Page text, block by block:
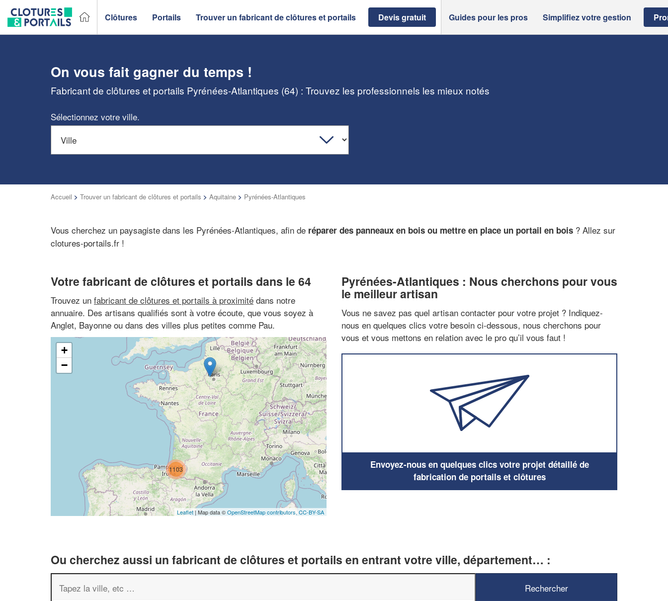
Clôtures Portails Trouver un fabricant de clôtures et portails Devis gratuit Guides pour les pros Simplifiez votre gestion
On vous fait gagner du temps !
Fabricant de clôtures et portails Pyrénées-Atlantiques (64) : Trouvez les professionnels les mieux notés
Sélectionnez votre ville.
Accueil > Trouver un fabricant de clôtures et portails > Aquitaine > Pyrénées-Atlantiques
Vous cherchez un paysagiste dans les Pyrénées-Atlantiques, afin de réparer des panneaux en bois ou mettre en place un portail en bois ? Allez sur
clotures-portails.fr !
Votre fabricant de clôtures et portails dans le 64
Trouvez un fabricant de clôtures et portails à proximité dans notre
annuaire. Des artisans qualifiés sont à votre écoute, que vous soyez à
Anglet, Bayonne ou dans des villes plus petites comme Pau.
1103
+
−
Leaflet | Map data ©OpenStreetMap contributors, CC-BY-SA
Pyrénées-Atlantiques : Nous cherchons pour vous
le meilleur artisan
Vous ne savez pas quel artisan contacter pour votre projet ? Indiquez-
nous en quelques clics votre besoin ci-dessous, nous cherchons pour
vous et vous mettons en relation avec le pro qu’il vous faut !
Envoyez-nous en quelques clics votre projet détaillé de
fabrication de portails et clôtures
Ou cherchez aussi un fabricant de clôtures et portails en entrant votre ville, département… :